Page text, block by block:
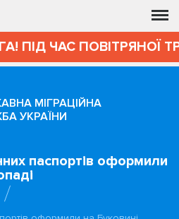
ПІД ЧАС ПОВІТРЯНОЇ
МІГРАЦІЙНА
УКРАЇНИ
паспортів оформили